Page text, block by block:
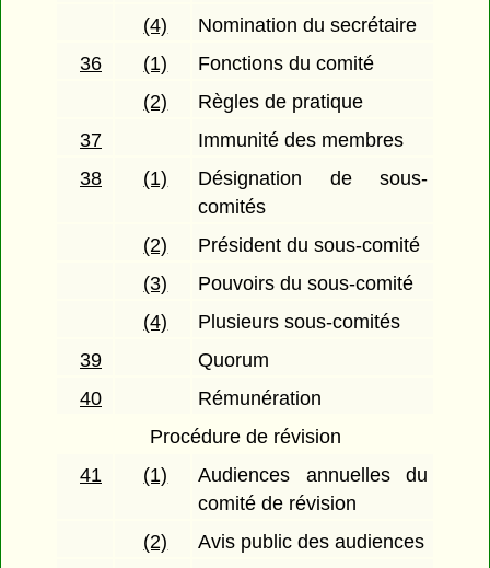
(4)
Nomination du secrétaire
36
(1)
Fonctions du comité
(2)
Règles de pratique
37
Immunité des membres
38
(1)
Désignation de sous-
comités
(2)
Président du sous-comité
(3)
Pouvoirs du sous-comité
(4)
Plusieurs sous-comités
39
Quorum
40
Rémunération
Procédure de révision
41
(1)
Audiences annuelles du
comité de révision
(2)
Avis public des audiences